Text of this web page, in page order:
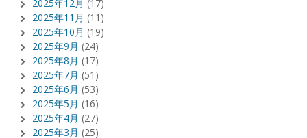
2025年12月 (17)
2025年11月 (11)
2025年10月 (19)
2025年9月 (24)
2025年8月 (17)
2025年7月 (51)
2025年6月 (53)
2025年5月 (16)
2025年4月 (27)
2025年3月 (25)